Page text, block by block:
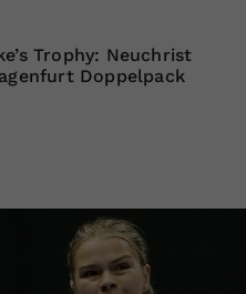
Trophy: Neuchrist
Doppelpack